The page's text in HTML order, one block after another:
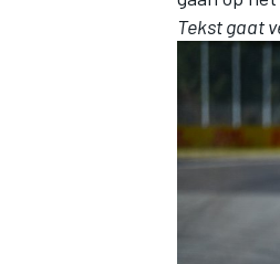
Tekst gaat